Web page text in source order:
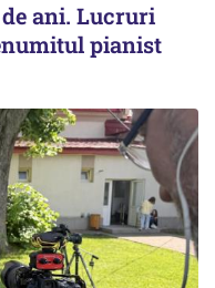
ani. Lucruri
pianist